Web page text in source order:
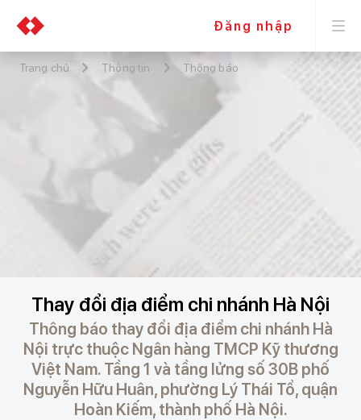
Đăng nhập
Trang chủ Thông tin Thông báo
Thay đổi địa điểm chi nhánh Hà Nội
Thông báo thay đổi địa điểm chi nhánh Hà
Nội trực thuộc Ngân hàng TMCP Kỹ thương
Việt Nam. Tầng 1 và tầng lửng số 30B phố
Nguyễn Hữu Huân, phường Lý Thái Tổ, quận
Hoàn Kiếm, thành phố Hà Nội.